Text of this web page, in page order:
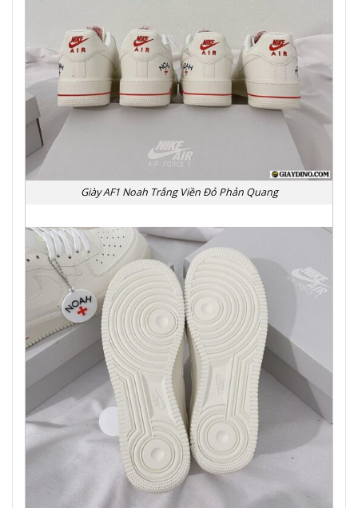
Giày AF1 Noah Trắng Viền Đỏ Phản Quang